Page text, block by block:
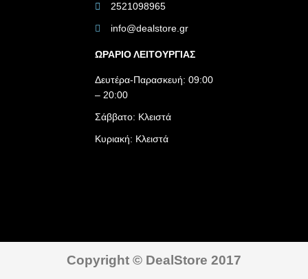
2521098965
info@dealstore.gr
ΩΡΑΡΙΟ ΛΕΙΤΟΥΡΓΙΑΣ​
Δευτέρα-Παρασκευή: 09:00
– 20:00
Σάββατο: Κλειστά
Κυριακή: Κλειστά
Copyright © DealStore 2017